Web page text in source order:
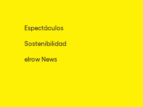
Espectáculos
Sostenibilidad
elrow News